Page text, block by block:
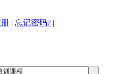
| 忘记密码? |